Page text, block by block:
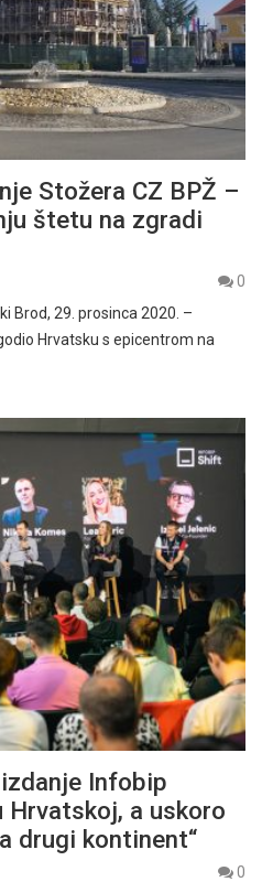
Stožera CZ BPŽ –
štetu na zgradi
0
Brod, 29. prosinca 2020. –
Hrvatsku s epicentrom na
Infobip
Hrvatskoj, a uskoro
drugi kontinent“
0